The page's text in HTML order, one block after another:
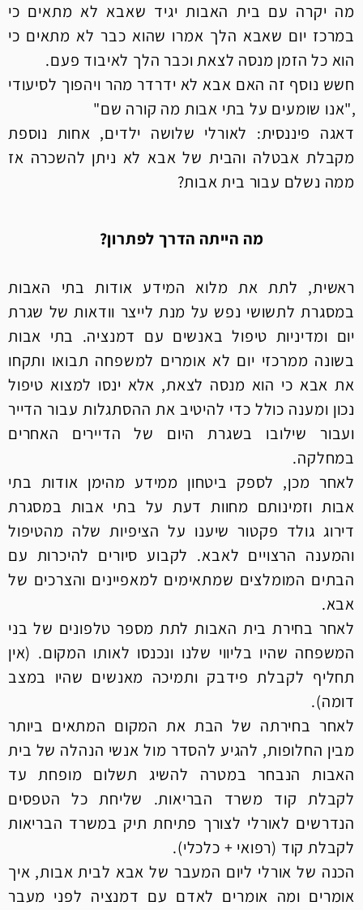
מה יקרה עם בית האבות יגיד שאבא לא מתאים כי
במרכז יום שאבא הלך אמרו שהוא כבר לא מתאים כי
הוא כל הזמן מנסה לצאת וכבר הלך לאיבוד פעם.
חשש נוסף זה האם אבא לא ידרדר מהר ויהפוך לסיעודי
,"אנו שומעים על בתי אבות מה קורה שם"
דאגה פיננסית: לאורלי שלושה ילדים, אחות נוספת
מקבלת אבטלה והבית של אבא לא ניתן להשכרה אז
ממה נשלם עבור בית אבות?
מה הייתה הדרך לפתרון?
ראשית, לתת את מלוא המידע אודות בתי האבות
במסגרת לתשושי נפש על מנת לייצר וודאות של שגרת
יום ומדיניות טיפול באנשים עם דמנציה. בתי אבות
בשונה ממרכזי יום לא אומרים למשפחה תבואו ותקחו
את אבא כי הוא מנסה לצאת, אלא ינסו למצוא טיפול
נכון ומענה כולל כדי להיטיב את ההסתגלות עבור הדייר
ועבור שילובו בשגרת היום של הדיירים האחרים
במחלקה.
לאחר מכן, לספק ביטחון ממידע מהימן אודות בתי
אבות וזמינותם מחוות דעת על בתי אבות במסגרת
דירוג גולד פקטור שיענו על הציפיות שלה מהטיפול
והמענה הרצויים לאבא. לקבוע סיורים להיכרות עם
הבתים המומלצים שמתאימים למאפיינים והצרכים של
אבא.
לאחר בחירת בית האבות לתת מספר טלפונים של בני
המשפחה שהיו בליווי שלנו ונכנסו לאותו המקום. (אין
תחליף לקבלת פידבק ותמיכה מאנשים שהיו במצב
דומה).
לאחר בחירתה של הבת את המקום המתאים ביותר
מבין החלופות, להגיע להסדר מול אנשי הנהלה של בית
האבות הנבחר במטרה להשיג תשלום מופחת עד
לקבלת קוד משרד הבריאות. שליחת כל הטפסים
הנדרשים לאורלי לצורך פתיחת תיק במשרד הבריאות
לקבלת קוד (רפואי + כלכלי).
הכנה של אורלי ליום המעבר של אבא לבית אבות, איך
אומרים ומה אומרים לאדם עם דמנציה לפני מעבר